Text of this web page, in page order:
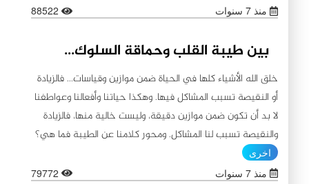
المعنى:"اطلبوا الخير من بطون شبعت ثم جاعت لأن الخير فيها
باق"، مُسقطين المعنى على بعض المصاديق التي لم ترُق
والمسؤولين الفاسدين والمتسترين عل الفساد. ونحن في الوقت
الذي نستنكر فيه نشر الفساد والتستر عليه ومداهنة الفاسدين
نؤكد ونشدد على ضرورة تحرّي صدق الأقوال ومطابقتها للواقع
وعدم مخالفتها للعقل والشرع من جهة، وضرورة التأكد من
صدورها عن أمير المؤمنين أبي الأيتام والفقراء (عليه السلام) أو
غيرها من المعصومين (عليهم السلام) قبل نسبتها إليهم من
منذ 7 سنوات
88522
بين طيبة القلب وحماقة السلوك...
خلق الله الأشياء كلها في الحياة ضمن موازين وقياسات... فالزيادة
أو النقيصة تسبب المشاكل فيها. وهكذا حياتنا وأفعالنا وعواطفنا
لا بد أن تكون ضمن موازين دقيقة، وليست خالية منها، فالزيادة
والنقيصة تسبب لنا المشاكل. ومحور كلامنا عن الطيبة فما هي؟
الطيبة: هي من الصفات والأخلاق الحميدة، التي يمتاز صاحبها
بنقاء الصدر والسريرة، وحُبّ الآخرين، والبعد عن إضمار الشر، أو
اخرى
منذ 7 سنوات
79772